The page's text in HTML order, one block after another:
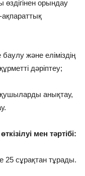
орындау
және еліміздің
дәріптеу;
анықтау,
мен тәртібі:
сұрақтан тұрады.